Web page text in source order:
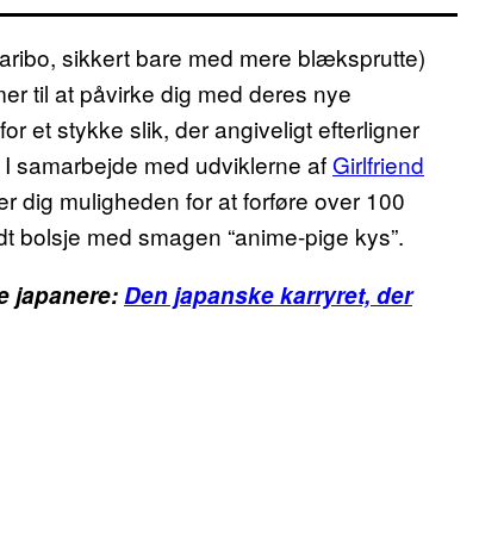
sikkert bare med mere blæksprutte)
til at påvirke dig med deres nye
et stykke slik, der angiveligt efterligner
samarbejde med udviklerne af Girlfriend
dig muligheden for at forføre over 100
med smagen “anime-pige kys”.
japanere:Den japanske karryret, der